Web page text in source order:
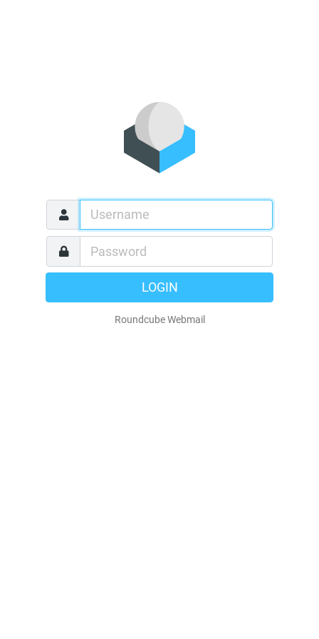
LOGIN
Roundcube Webmail